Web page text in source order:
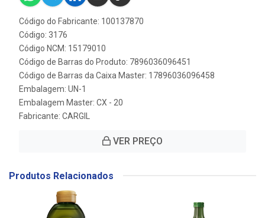
Código do Fabricante: 100137870
Código: 3176
Código NCM: 15179010
Código de Barras do Produto: 7896036096451
Código de Barras da Caixa Master: 17896036096458
Embalagem: UN-1
Embalagem Master: CX - 20
Fabricante: CARGIL
VER PREÇO
Produtos Relacionados